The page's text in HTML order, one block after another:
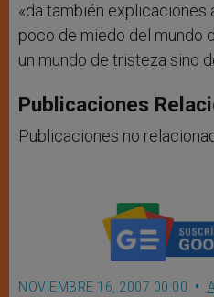
«da también explicaciones
poco de miedo del mundo
un mundo de tristeza sino
Publicaciones
Publicaciones no
NOVIEMBRE 16, 2007 00:00